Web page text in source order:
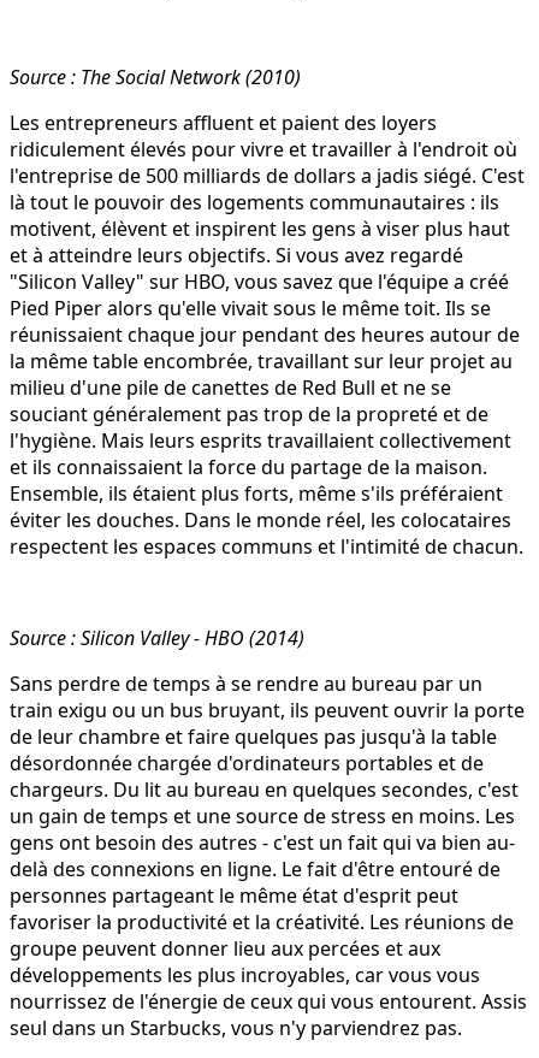
Source : The Social Network (2010)
Les entrepreneurs affluent et paient des loyers
ridiculement élevés pour vivre et travailler à l'endroit où
l'entreprise de 500 milliards de dollars a jadis siégé. C'est
là tout le pouvoir des logements communautaires : ils
motivent, élèvent et inspirent les gens à viser plus haut
et à atteindre leurs objectifs. Si vous avez regardé
"Silicon Valley" sur HBO, vous savez que l'équipe a créé
Pied Piper alors qu'elle vivait sous le même toit. Ils se
réunissaient chaque jour pendant des heures autour de
la même table encombrée, travaillant sur leur projet au
milieu d'une pile de canettes de Red Bull et ne se
souciant généralement pas trop de la propreté et de
l'hygiène. Mais leurs esprits travaillaient collectivement
et ils connaissaient la force du partage de la maison.
Ensemble, ils étaient plus forts, même s'ils préféraient
éviter les douches. Dans le monde réel, les colocataires
respectent les espaces communs et l'intimité de chacun.
Source : Silicon Valley - HBO (2014)
Sans perdre de temps à se rendre au bureau par un
train exigu ou un bus bruyant, ils peuvent ouvrir la porte
de leur chambre et faire quelques pas jusqu'à la table
désordonnée chargée d'ordinateurs portables et de
chargeurs. Du lit au bureau en quelques secondes, c'est
un gain de temps et une source de stress en moins. Les
gens ont besoin des autres - c'est un fait qui va bien au-
delà des connexions en ligne. Le fait d'être entouré de
personnes partageant le même état d'esprit peut
favoriser la productivité et la créativité. Les réunions de
groupe peuvent donner lieu aux percées et aux
développements les plus incroyables, car vous vous
nourrissez de l'énergie de ceux qui vous entourent. Assis
seul dans un Starbucks, vous n'y parviendrez pas.